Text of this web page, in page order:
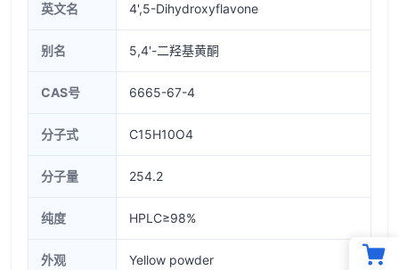
英文名 4',5-Dihydroxyflavone
别名 5,4'-二羟基黄酮
CAS号 6665-67-4
分子式 C15H10O4
分子量 254.2
纯度 HPLC≥98%
外观 Yellow powder